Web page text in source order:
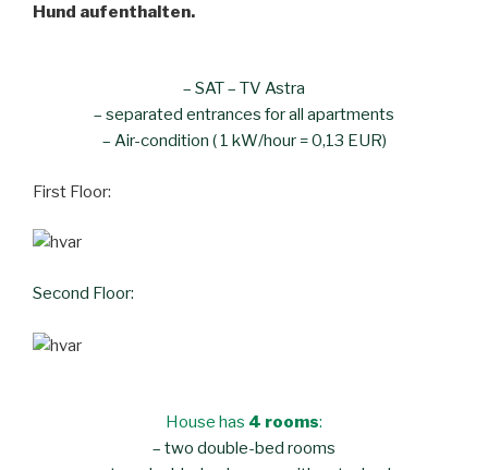
Hund aufenthalten.
– SAT – TV Astra
– separated entrances for all apartments
– Air-condition ( 1 kW/hour = 0,13 EUR)
First Floor:
Second Floor:
House has 4 rooms:
– two double-bed rooms